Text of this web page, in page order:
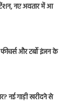
नए अवतार में आ
और टर्बो इंजन के
नई गाड़ी खरीदने से